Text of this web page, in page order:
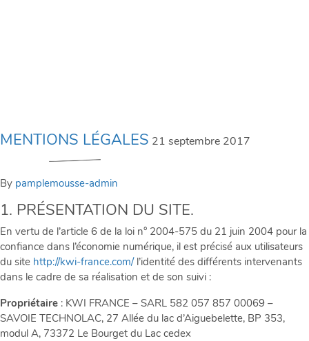
FAIRE
SOLUTIONS
TÉLÉCHARGEMENTS
CONTACTEZ-
NOUS
MENTIONS LÉGALES 21 septembre 2017
By pamplemousse-admin
1. PRÉSENTATION DU SITE.
En vertu de l’article 6 de la loi n° 2004-575 du 21 juin 2004 pour la
confiance dans l’économie numérique, il est précisé aux utilisateurs
du site http://kwi-france.com/l’identité des différents intervenants
dans le cadre de sa réalisation et de son suivi :
Propriétaire : KWI FRANCE – SARL 582 057 857 00069 –
SAVOIE TECHNOLAC, 27 Allée du lac d’Aiguebelette, BP 353,
modul A, 73372 Le Bourget du Lac cedex